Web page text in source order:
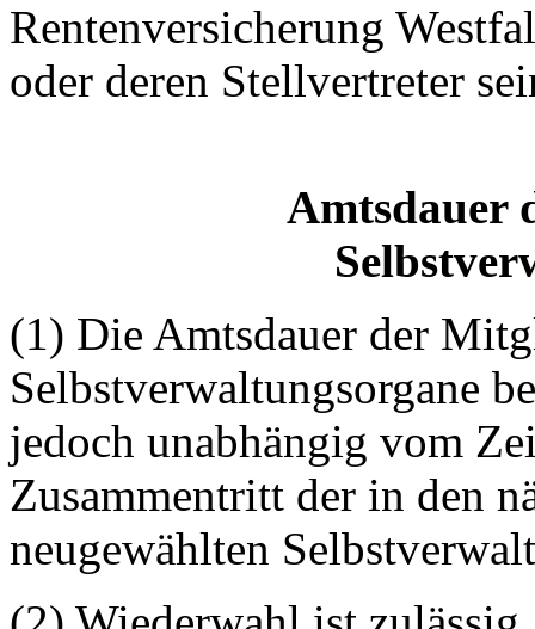
Rentenversicherung
oder deren Stellvertreter
Amtsdauer
(1) Die Amtsdauer der
Selbstverwaltungsorgane
jedoch unabhängig vom
Zusammentritt der in den
neugewählten